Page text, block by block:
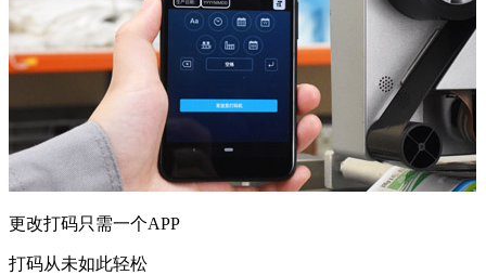
更改打码只需一个APP
打码从未如此轻松